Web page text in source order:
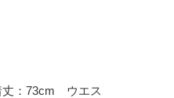
：73cm ウエス